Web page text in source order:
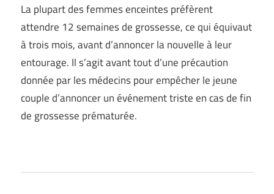
La plupart des femmes enceintes préfèrent
attendre 12 semaines de grossesse, ce qui équivaut
à trois mois, avant d’annoncer la nouvelle à leur
entourage. Il s’agit avant tout d’une précaution
donnée par les médecins pour empêcher le jeune
couple d’annoncer un événement triste en cas de fin
de grossesse prématurée.